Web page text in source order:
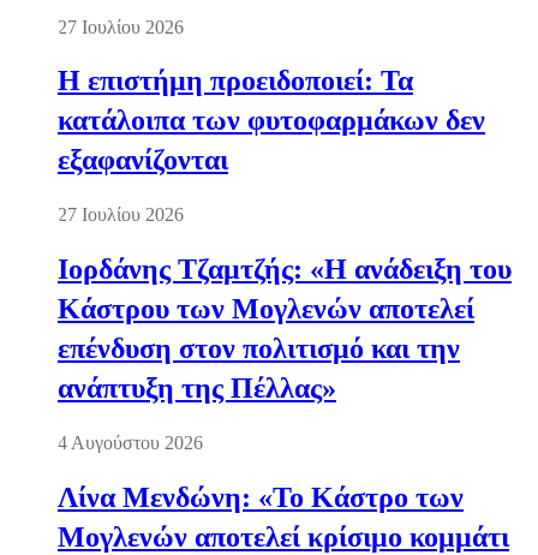
27 Ιουλίου 2026
Η επιστήμη προειδοποιεί: Τα
κατάλοιπα των φυτοφαρμάκων δεν
εξαφανίζονται
27 Ιουλίου 2026
Ιορδάνης Τζαμτζής: «Η ανάδειξη του
Κάστρου των Μογλενών αποτελεί
επένδυση στον πολιτισμό και την
ανάπτυξη της Πέλλας»
4 Αυγούστου 2026
Λίνα Μενδώνη: «Το Κάστρο των
Μογλενών αποτελεί κρίσιμο κομμάτι